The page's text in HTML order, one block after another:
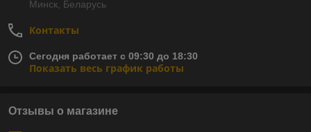
Минск, Беларусь
Контакты
Сегодня работает с 09:30 до 18:30
Показать весь график работы
Отзывы о магазине